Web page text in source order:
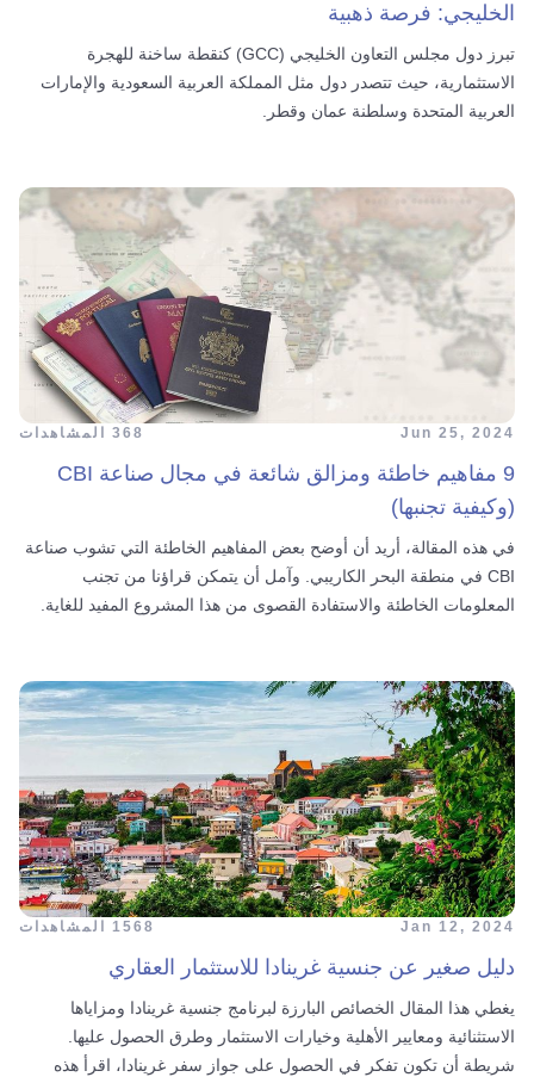
الخليجي: فرصة ذهبية
تبرز دول مجلس التعاون الخليجي (GCC) كنقطة ساخنة للهجرة
الاستثمارية، حيث تتصدر دول مثل المملكة العربية السعودية والإمارات
العربية المتحدة وسلطنة عمان وقطر.
Jun 25, 2024 368 المشاهدات
9 مفاهيم خاطئة ومزالق شائعة في مجال صناعة CBI
(وكيفية تجنبها)
في هذه المقالة، أريد أن أوضح بعض المفاهيم الخاطئة التي تشوب صناعة
CBI في منطقة البحر الكاريبي. وآمل أن يتمكن قراؤنا من تجنب
المعلومات الخاطئة والاستفادة القصوى من هذا المشروع المفيد للغاية.
Jan 12, 2024 1568 المشاهدات
دليل صغير عن جنسية غرينادا للاستثمار العقاري
يغطي هذا المقال الخصائص البارزة لبرنامج جنسية غرينادا ومزاياها
الاستثنائية ومعايير الأهلية وخيارات الاستثمار وطرق الحصول عليها.
شريطة أن تكون تفكر في الحصول على جواز سفر غرينادا، اقرأ هذه